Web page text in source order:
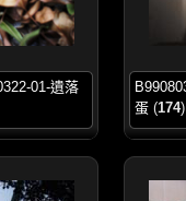
01-遺落
蛋 (174)